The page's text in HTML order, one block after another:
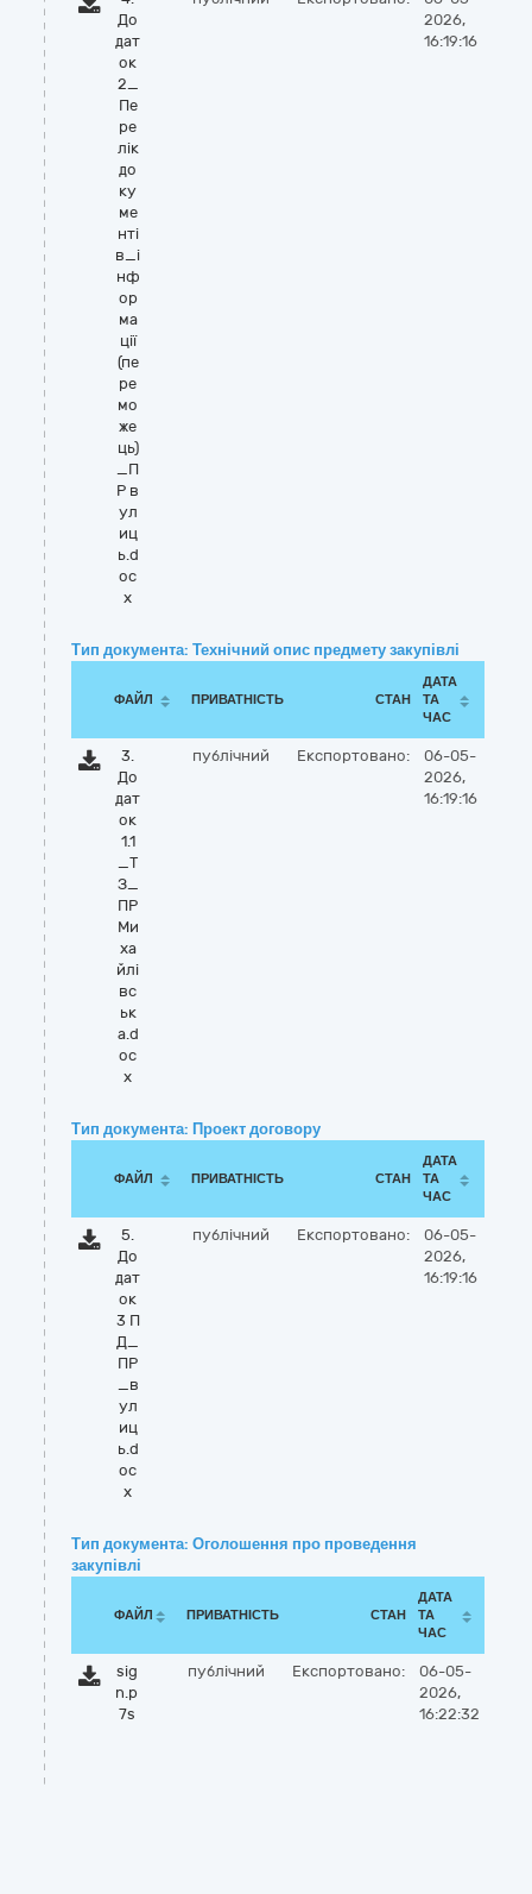
До
дат
ок
2_
Пе
ре
лік
до
ку
ме
нті
в_і
нф
ор
ма
ції
(пе
ре
мо
же
ць)
_П
Р в
ул
иц
ь.d
oc
x
2026,
16:19:16
Тип документа: Технічний опис предмету закупівлі
ФАЙЛ ПРИВАТНІСТЬ СТАН
ДАТА
ТА
ЧАС
3.
До
дат
ок
1.1
_Т
З_
ПР
Ми
ха
йлі
вс
ьк
а.d
oc
x
публічний Експортовано:
06-05-
2026,
16:19:16
Тип документа: Проект договору
ФАЙЛ ПРИВАТНІСТЬ СТАН
ДАТА
ТА
ЧАС
5.
До
дат
ок
3 П
Д_
ПР
_в
ул
иц
ь.d
oc
x
публічний Експортовано:
06-05-
2026,
16:19:16
Тип документа: Оголошення про проведення
закупівлі
ФАЙЛ ПРИВАТНІСТЬ СТАН
ДАТА
ТА
ЧАС
sig
n.p
7s
публічний Експортовано:
06-05-
2026,
16:22:32